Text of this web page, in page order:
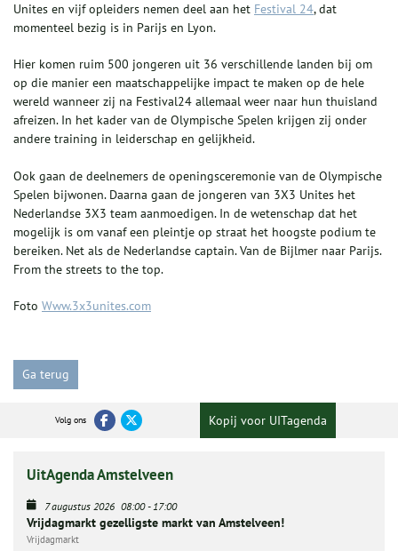
Unites en vijf opleiders nemen deel aan het Festival 24, dat
momenteel bezig is in Parijs en Lyon.
Hier komen ruim 500 jongeren uit 36 verschillende landen bij om
op die manier een maatschappelijke impact te maken op de hele
wereld wanneer zij na Festival24 allemaal weer naar hun thuisland
afreizen. In het kader van de Olympische Spelen krijgen zij onder
andere training in leiderschap en gelijkheid.
Ook gaan de deelnemers de openingsceremonie van de Olympische
Spelen bijwonen. Daarna gaan de jongeren van 3X3 Unites het
Nederlandse 3X3 team aanmoedigen. In de wetenschap dat het
mogelijk is om vanaf een pleintje op straat het hoogste podium te
bereiken. Net als de Nederlandse captain. Van de Bijlmer naar Parijs.
From the streets to the top.
Foto Www.3x3unites.com
Ga terug
Volg ons Kopij voor UITagenda
UitAgenda Amstelveen
7 augustus 2026 08:00-17:00
Vrijdagmarkt gezelligste markt van Amstelveen!
Vrijdagmarkt